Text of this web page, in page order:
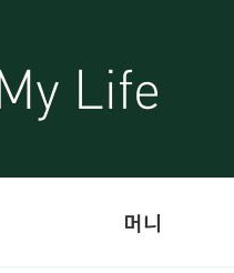
머니